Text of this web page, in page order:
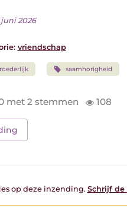
juni 2026
vriendschap
saamhorigheid
met 2 stemmen 108
op deze inzending. Schrijf de